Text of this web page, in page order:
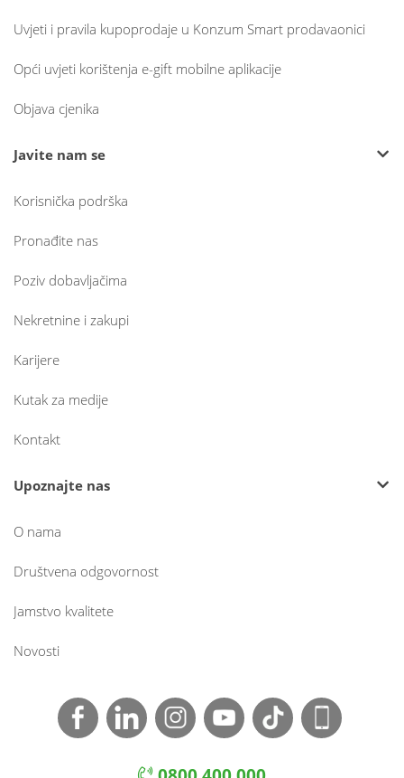
Uvjeti i pravila kupoprodaje u Konzum Smart prodavaonici
Opći uvjeti korištenja e-gift mobilne aplikacije
Objava cjenika
Javite nam se
Korisnička podrška
Pronađite nas
Poziv dobavljačima
Nekretnine i zakupi
Karijere
Kutak za medije
Kontakt
Upoznajte nas
O nama
Društvena odgovornost
Jamstvo kvalitete
Novosti